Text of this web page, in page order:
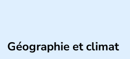
Géographie et climat